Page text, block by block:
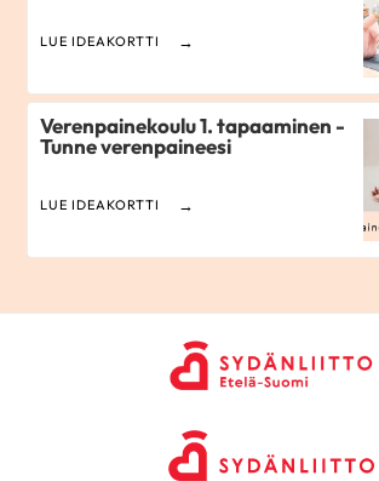
LUE IDEAKORTTI
Verenpainekoulu 1. tapaaminen -
Tunne verenpaineesi
LUE IDEAKORTTI